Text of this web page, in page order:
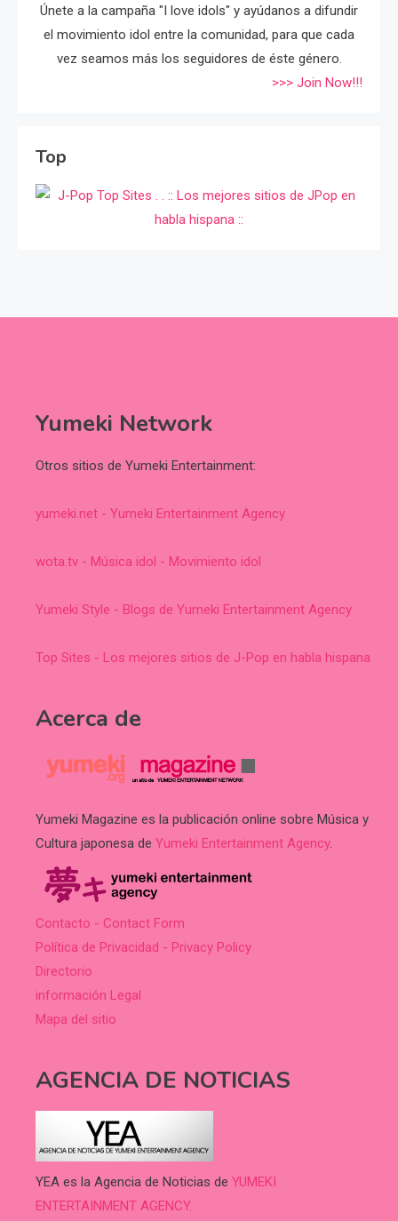
Únete a la campaña "I love idols" y ayúdanos a difundir
el movimiento idol entre la comunidad, para que cada
vez seamos más los seguidores de éste género.
>>> Join Now!!!
Top
Yumeki Network
Otros sitios de Yumeki Entertainment:
yumeki.net - Yumeki Entertainment Agency
wota.tv - Música idol - Movimiento idol
Yumeki Style - Blogs de Yumeki Entertainment Agency
Top Sites - Los mejores sitios de J-Pop en habla hispana
Acerca de
Yumeki Magazine es la publicación online sobre Música y
Cultura japonesa de Yumeki Entertainment Agency.
Contacto - Contact Form
Política de Privacidad - Privacy Policy
Directorio
información Legal
Mapa del sitio
AGENCIA DE NOTICIAS
YEA es la Agencia de Noticias de YUMEKI
ENTERTAINMENT AGENCY.